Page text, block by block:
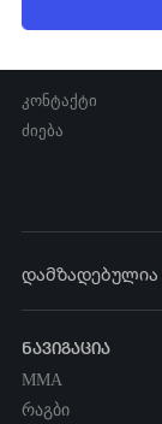
კონტაქტი
ძიება
დამზადებულია
ნავიგაცია
MMA
რაგბი